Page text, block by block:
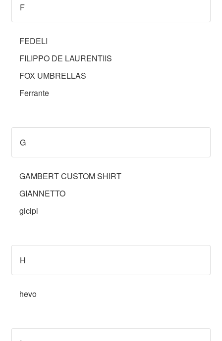
F
FEDELI
FILIPPO DE LAURENTIIS
FOX UMBRELLAS
Ferrante
G
GAMBERT CUSTOM SHIRT
GIANNETTO
gicipi
H
hevo